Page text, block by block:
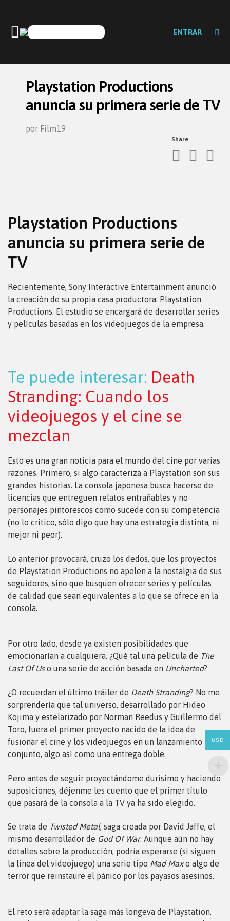
ENTRAR
Playstation Productions
anuncia su primera serie de TV
por Film19
Share
Playstation Productions
anuncia su primera serie de
TV
Recientemente, Sony Interactive Entertainment anunció
la creación de su propia casa productora: Playstation
Productions. El estudio se encargará de desarrollar series
y películas basadas en los videojuegos de la empresa.
Te puede interesar: Death
Stranding: Cuando los
videojuegos y el cine se
mezclan
Esto es una gran noticia para el mundo del cine por varias
razones. Primero, si algo caracteriza a Playstation son sus
grandes historias. La consola japonesa busca hacerse de
licencias que entreguen relatos entrañables y no
personajes pintorescos como sucede con su competencia
(no lo critico, sólo digo que hay una estrategia distinta, ni
mejor ni peor).
Lo anterior provocará, cruzo los dedos, que los proyectos
de Playstation Productions no apelen a la nostalgia de sus
seguidores, sino que busquen ofrecer series y películas
de calidad que sean equivalentes a lo que se ofrece en la
consola.
Por otro lado, desde ya existen posibilidades que
emocionarían a cualquiera. ¿Qué tal una película de The
Last Of Uso una serie de acción basada en Uncharted?
¿O recuerdan el último tráiler de Death Stranding? No me
sorprendería que tal universo, desarrollado por Hideo
Kojima y estelarizado por Norman Reedus y Guillermo del
Toro, fuera el primer proyecto nacido de la idea de
fusionar el cine y los videojuegos en un lanzamiento
conjunto, algo así como una entrega doble.
Pero antes de seguir proyectándome durísimo y haciendo
suposiciones, déjenme les cuento que el primer título
que pasará de la consola a la TV ya ha sido elegido.
Se trata de Twisted Metal, saga creada por David Jaffe, el
mismo desarrollador de God Of War. Aunque aún no hay
detalles sobre la producción, podría esperarse (si siguen
la línea del videojuego) una serie tipo Mad Maxo algo de
terror que reinstaure el pánico por los payasos asesinos.
El reto será adaptar la saga más longeva de Playstation,
USD